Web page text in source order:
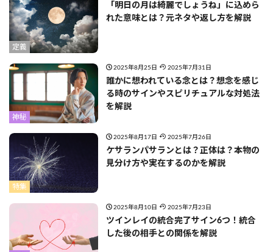
定義
「明日の月は綺麗でしょうね」に込めら
れた意味とは？元ネタや返し方を解説
神秘
2025年8月25日 2025年7月31日
誰かに想われている念とは？想念を感じ
る時のサインやスピリチュアルな対処法
を解説
特集
2025年8月17日 2025年7月26日
ケサランパサランとは？正体は？本物の
見分け方や実在するのかを解説
2025年8月10日 2025年7月23日
ツインレイの統合完了サイン6つ！統合
した後の相手との関係を解説